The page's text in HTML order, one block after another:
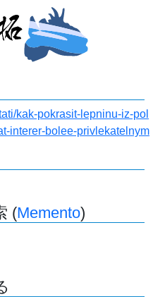
kak-pokrasit-lepninu-iz-pol
interer-bolee-privlekatelnym
(Memento)